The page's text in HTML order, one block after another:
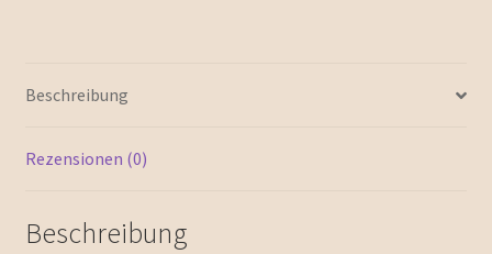
Beschreibung
Rezensionen (0)
Beschreibung